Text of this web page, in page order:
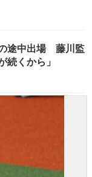
途中出場 藤川監
続くから」